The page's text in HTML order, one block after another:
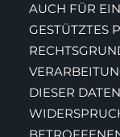
AUCH FÜR
GESTÜTZTES
DIESER